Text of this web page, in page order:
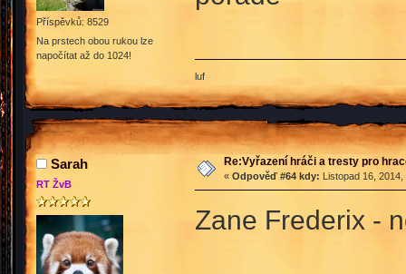
Příspěvků: 8529
Na prstech obou rukou lze
napočítat až do 1024!
luf
Sarah
RT ŽvB
Re:Vyřazení hráči a tresty pro
« Odpověď #64 kdy: Listopad 16,
Zane Frederix -